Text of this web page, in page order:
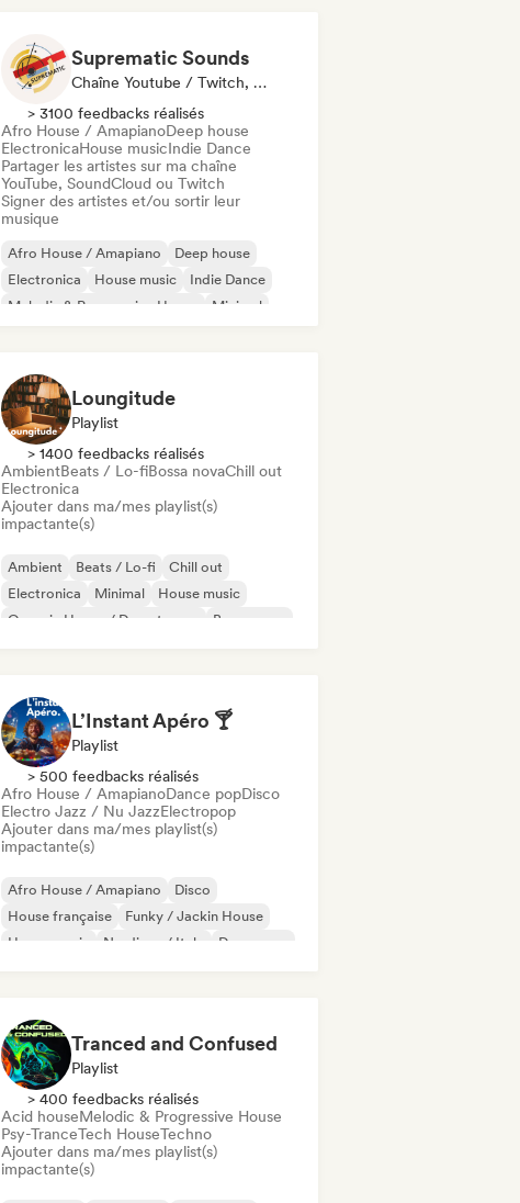
Suprematic Sounds
Chaîne Youtube / Twitch, Label
> 3100 feedbacks réalisés
Afro House / AmapianoDeep house
ElectronicaHouse musicIndie Dance
Partager les artistes sur ma chaîne
YouTube, SoundCloud ou Twitch
Signer des artistes et/ou sortir leur
musique
Afro House / Amapiano
Deep house
Electronica
House music
Indie Dance
Melodic & Progressive House
Minimal
Loungitude
Playlist
> 1400 feedbacks réalisés
AmbientBeats / Lo-fiBossa novaChill out
Electronica
Ajouter dans ma/mes playlist(s)
impactante(s)
Ambient Beats / Lo-fi
Chill out
Electronica
Minimal
House music
Organic House / Downtempo
Bossa nova
L’Instant Apéro 🍸
Playlist
> 500 feedbacks réalisés
Afro House / AmapianoDance popDisco
Electro Jazz / Nu JazzElectropop
Ajouter dans ma/mes playlist(s)
impactante(s)
Afro House / Amapiano
Disco
House française
Funky / Jackin House
House music
Nu-disco / Italo
Dance pop
Tranced and Confused
Playlist
> 400 feedbacks réalisés
Acid houseMelodic & Progressive House
Psy-TranceTech HouseTechno
Ajouter dans ma/mes playlist(s)
impactante(s)